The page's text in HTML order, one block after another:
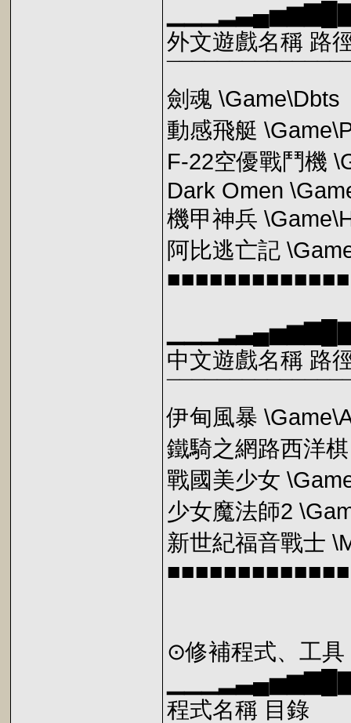
外文遊戲名稱 路
劍魂 \Game\Dbts
動感飛艇
F-22空優戰鬥機
Dark Omen
機甲神兵
阿比逃亡記
中文遊戲名稱 路
伊甸風暴
鐵騎之網路西洋
戰國美少女
少女魔法師2
新世紀福音戰士
⊙修補程式、工具
程式名稱 目錄